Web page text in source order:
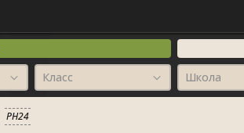
Класс Школа
PH24